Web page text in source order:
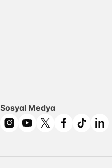
Sosyal Medya